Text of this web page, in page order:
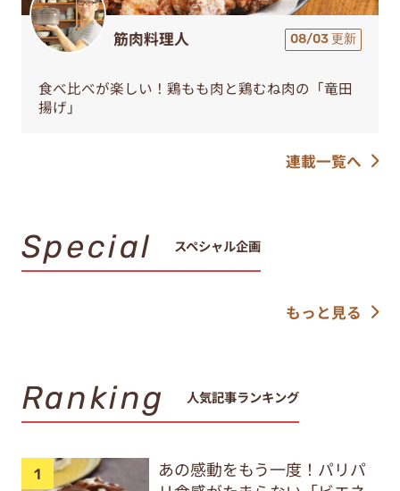
筋肉料理人 08/03 更新
食べ比べが楽しい！鶏もも肉と鶏むね肉の「竜田
揚げ」
連載一覧へ
Special スペシャル企画
もっと見る
Ranking 人気記事ランキング
あの感動をもう一度！パリパ